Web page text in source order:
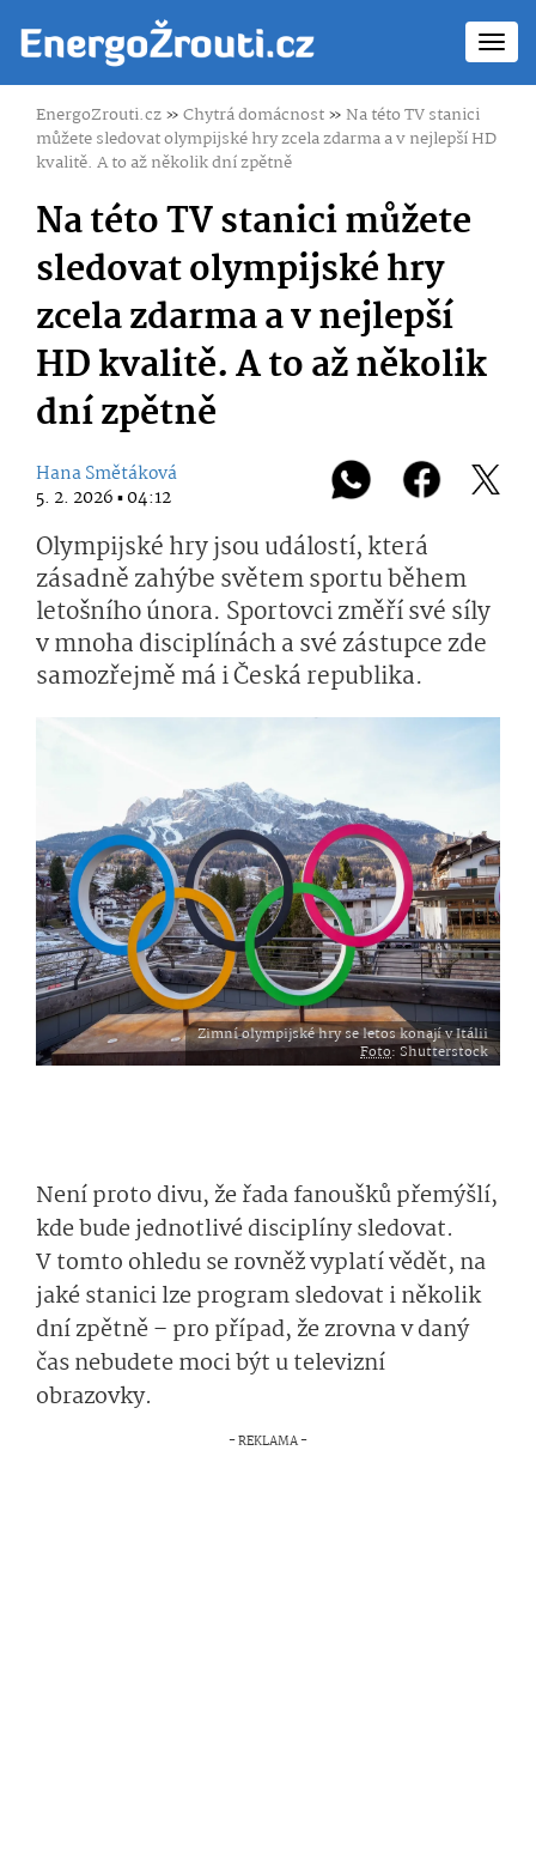
EnergoZrouti.cz»Chytrá domácnost»Na této TV stanici
můžete sledovat olympijské hry zcela zdarma a v nejlepší HD
kvalitě. A to až několik dní zpětně
Na této TV stanici můžete
sledovat olympijské hry
zcela zdarma a v nejlepší
HD kvalitě. A to až několik
dní zpětně
Hana Smětáková
5. 2. 2026 ▪ 04:12
Olympijské hry jsou událostí, která
zásadně zahýbe světem sportu během
letošního února. Sportovci změří své síly
v mnoha disciplínách a své zástupce zde
samozřejmě má i Česká republika.
Zimní olympijské hry se letos konají v Itálii
Foto: Shutterstock
Není proto divu, že řada fanoušků přemýšlí,
kde bude jednotlivé disciplíny sledovat.
V tomto ohledu se rovněž vyplatí vědět, na
jaké stanici lze program sledovat i několik
dní zpětně – pro případ, že zrovna v daný
čas nebudete moci být u televizní
obrazovky.